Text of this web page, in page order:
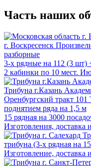
Часть наших
г. Воскресенск
разборные
3-х рядные на 112 (3 шт)
2 кабинки по 10 мест.
Трибуна г.Казань
Оренбургский тракт 101
поднятием ряда на 1,5 м
15 рядная на 3000
Изготовления,
трибуна (3-х рядная на
Изготовление,